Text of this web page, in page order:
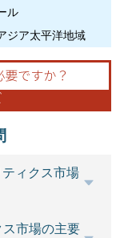
ル
ジア太平洋地域
ィクス市場
市場の主要